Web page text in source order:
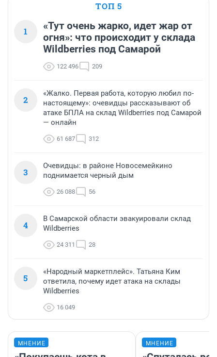
ТОП 5
1
«Тут очень жарко, идет жар от
огня»: что происходит у склада
Wildberries под Самарой
122 496 209
2
«Жалко. Первая работа, которую любил по-
настоящему»: очевидцы рассказывают об
атаке БПЛА на склад Wildberries под Самарой
— онлайн
61 687 312
3
Очевидцы: в районе Новосемейкино
поднимается черный дым
26 088 56
4
В Самарской области эвакуировали склад
Wildberries
24 311 28
5
«Народный маркетплейс». Татьяна Ким
ответила, почему идет атака на склады
Wildberries
16 049
МНЕНИЕ МНЕНИЕ